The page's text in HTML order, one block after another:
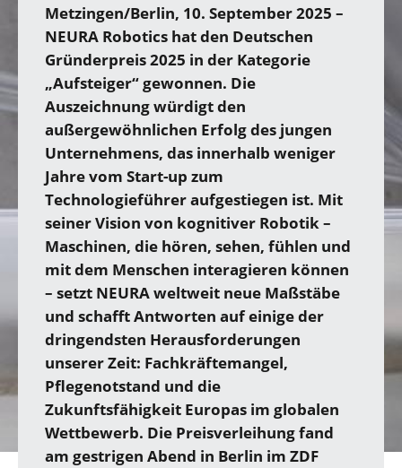
Metzingen/Berlin, 10. September 2025 –
NEURA Robotics hat den Deutschen
Gründerpreis 2025 in der Kategorie
„Aufsteiger“ gewonnen. Die
Auszeichnung würdigt den
außergewöhnlichen Erfolg des jungen
Unternehmens, das innerhalb weniger
Jahre vom Start-up zum
Technologieführer aufgestiegen ist. Mit
seiner Vision von kognitiver Robotik –
Maschinen, die hören, sehen, fühlen und
mit dem Menschen interagieren können
– setzt NEURA weltweit neue Maßstäbe
und schafft Antworten auf einige der
dringendsten Herausforderungen
unserer Zeit: Fachkräftemangel,
Pflegenotstand und die
Zukunftsfähigkeit Europas im globalen
Wettbewerb. Die Preisverleihung fand
am gestrigen Abend in Berlin im ZDF